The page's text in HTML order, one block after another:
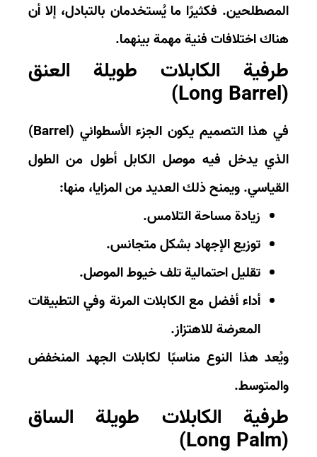
فكثيرًا ما يُستخدمان بالتبادل، إلا أن
اختلافات فنية مهمة بينهما.
الكابلات طويلة العنق
هذا التصميم يكون الجزء الأسطواني (Barrel
)
يدخل فيه موصل الكابل أطول من الطول
ويمنح ذلك العديد من المزايا، منها:
زيادة مساحة التلامس.
توزيع الإجهاد بشكل متجانس.
تقليل احتمالية تلف خيوط الموصل.
أداء أفضل مع الكابلات المرنة وفي التطبيقات
المعرضة للاهتزاز.
هذا النوع مناسبًا لكابلات الجهد المنخفض
الكابلات طويلة الساق